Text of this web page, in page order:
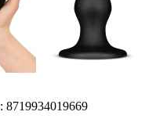
: 8719934019669